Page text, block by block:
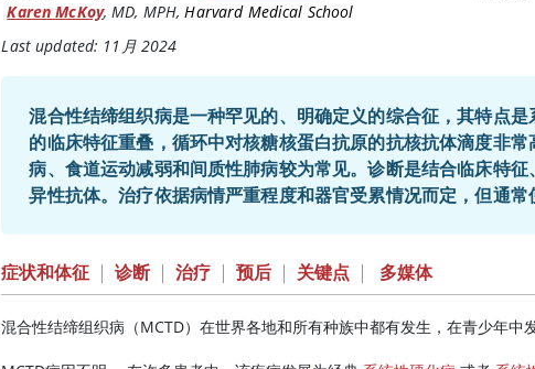
Karen McKoy,MD, MPH,Harvard Medical School
Last updated: 11月 2024
混合性结缔组织病是一种罕见的、明确定义的综合征，其特点
的临床特征重叠，循环中对核糖核蛋白抗原的抗核抗体滴度非
病、食道运动减弱和间质性肺病较为常见。诊断是结合临床特
异性抗体。治疗依据病情严重程度和器官受累情况而定，但通常
症状和体征 | 诊断 | 治疗 | 预后 | 关键点 | 多媒体
混合性结缔组织病（MCTD）在世界各地和所有种族中都有发生，在青少年中